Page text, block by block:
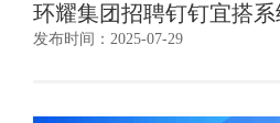
环耀集团招聘钉钉宜搭
发布时间：2025-07-29